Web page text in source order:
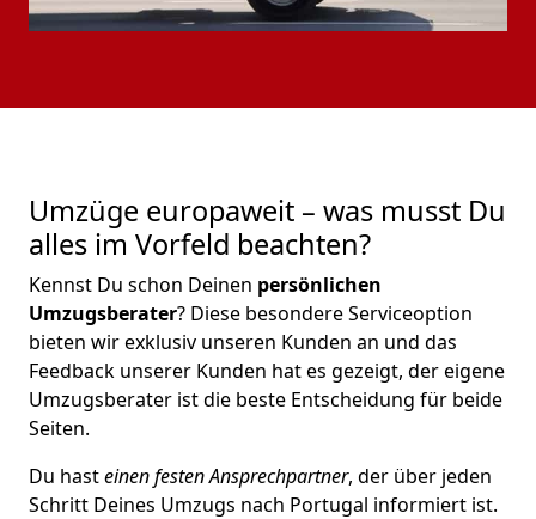
Umzüge europaweit – was musst Du
alles im Vorfeld beachten?
Kennst Du schon Deinen persönlichen
Umzugsberater? Diese besondere Serviceoption
bieten wir exklusiv unseren Kunden an und das
Feedback unserer Kunden hat es gezeigt, der eigene
Umzugsberater ist die beste Entscheidung für beide
Seiten.
Du hasteinen festen Ansprechpartner, der über jeden
Schritt Deines Umzugs nach Portugal informiert ist.